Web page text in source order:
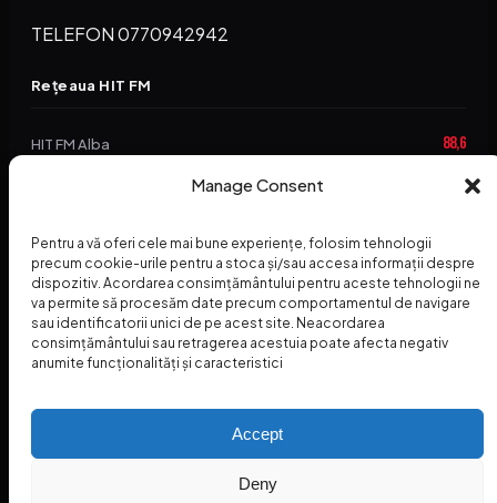
Manage Consent
Pentru a vă oferi cele mai bune experiențe, folosim tehnologii
precum cookie-urile pentru a stoca și/sau accesa informații despre
dispozitiv. Acordarea consimțământului pentru aceste tehnologii ne
va permite să procesăm date precum comportamentul de navigare
sau identificatorii unici de pe acest site. Neacordarea
consimțământului sau retragerea acestuia poate afecta negativ
anumite funcționalități și caracteristici
Accept
Deny
TELEFON 0770942942
Rețeaua HIT FM
HIT FM Alba 88,6
94,2
HIT FM Abrud 94,3
HIT FM Horezu 95,1
HIT FM Nehoiu 88,2
© 2026 Radio Hit FM — SC HITFM GROUP SRL